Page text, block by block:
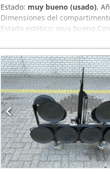
Estado: muy bueno (usado),
Dimensiones del
Estado estético: muy bueno
Vink Machinery para obtener
* Batería de 12 voltios *
Capacidad de carga: 600 kg *